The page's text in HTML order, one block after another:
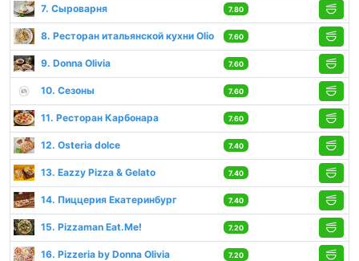
7. Сыроварня 7.80
8. Ресторан итальянской кухни Olio 7.60
9. Donna Olivia 7.60
10. Сезоны 7.60
11. Ресторан Карбонара 7.60
12. Osteria dolce 7.40
13. Eazzy Pizza & Gelato 7.40
14. Пиццерия Екатеринбург 7.40
15. Pizzaman Eat.Me! 7.20
16. Pizzeria by Donna Olivia 7.20